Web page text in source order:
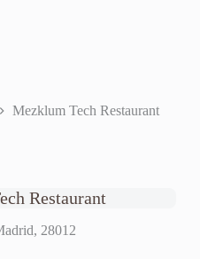
Mezklum Tech Restaurant
Restaurant
28012